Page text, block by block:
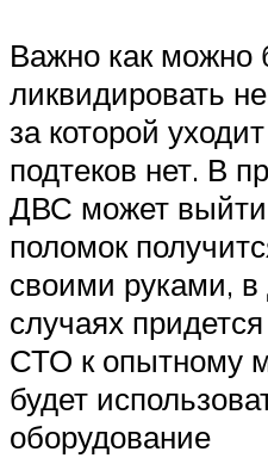
Важно как можно
ликвидировать
за которой
подтеков нет. В
ДВС может выйти
поломок
своими руками, в
случаях
СТО к опытному
будет
оборудование